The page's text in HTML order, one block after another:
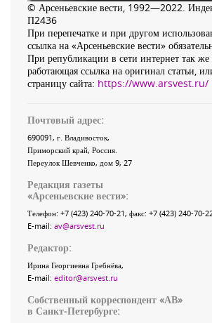
© Арсеньевские вести, 1992—2022.
П2436
При перепечатке и при другом
ссылка на «Арсеньевские вести»
При републикации в сети интернет так же
работающая ссылка на оригинал статьи,
страницу сайта: https://www.arsvest.ru/
Почтовый адрес:
690091, г. Владивосток,
Приморский край, Россия.
Переулок Шевченко, дом 9, 27
Редакция газеты
«Арсеньевские вести»:
Телефон: +7 (423) 240-70-21, факс: +7 (423) 240-70-
E-mail: av@arsvest.ru
Редактор:
Ирина Георгиевна Гребнёва,
E-mail: editor@arsvest.ru
Собственный корреспондент «АВ»
в Санкт-Петербурге: